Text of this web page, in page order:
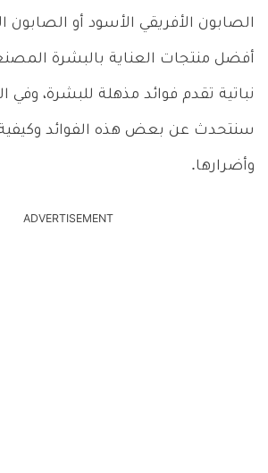
الصابون الأفريقي الأسود أو
أفضل منتجات العناية بالبشرة
نباتية تقدم فوائد مذهلة للبشرة، وفي
سنتحدث عن بعض هذه الفوائد
وأضرارها.
ADVERTISEMENT